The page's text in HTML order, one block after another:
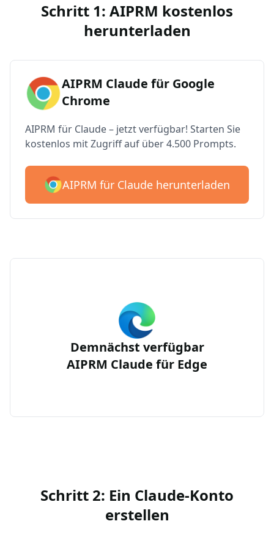
Schritt 1: AIPRM kostenlos
herunterladen
AIPRM Claude für Google
Chrome
AIPRM für Claude – jetzt verfügbar! Starten Sie
kostenlos mit Zugriff auf über 4.500 Prompts.
AIPRM für Claude herunterladen
Demnächst verfügbar
AIPRM Claude für Edge
Schritt 2: Ein Claude-Konto
erstellen